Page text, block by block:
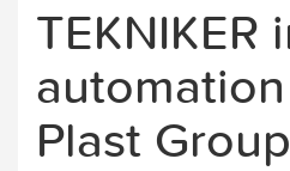
TEKNIKER
Plast Group